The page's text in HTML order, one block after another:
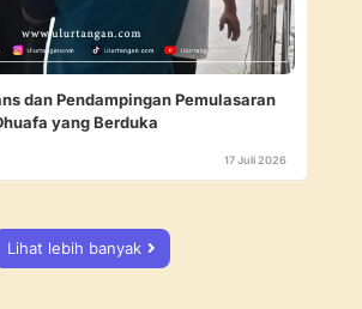
dan Pendampingan Pemulasaran
yang Berduka
17 Juli 2026
Lihat lebih banyak